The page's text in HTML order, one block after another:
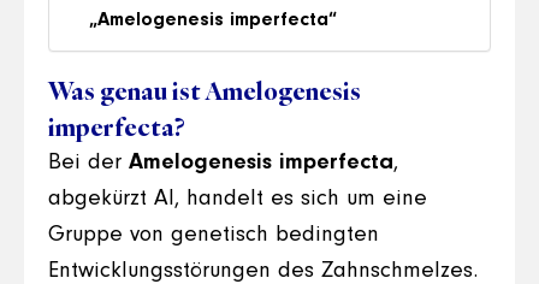
„Amelogenesis imperfecta“
Was genau ist Amelogenesis
imperfecta?
Bei der Amelogenesis imperfecta,
abgekürzt AI, handelt es sich um eine
Gruppe von genetisch bedingten
Entwicklungsstörungen des Zahnschmelzes.